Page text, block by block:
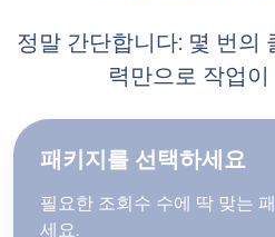
정말 간단합니다: 몇 번의
력만으로 작업
패키지를 선택하세요
필요한 조회수 수에 딱 맞는
세요.